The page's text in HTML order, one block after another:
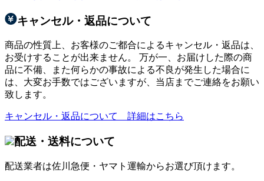
キャンセル・返品について
商品の性質上、お客様のご都合によるキャンセル・返品は、
お受けすることが出来ません。 万が一、お届けした際の商
品に不備、また何らかの事故による不良が発生した場合に
は、大変お手数ではございますが、当店までご連絡をお願い
致します。
キャンセル・返品について 詳細はこちら
配送・送料について
配送業者は佐川急便・ヤマト運輸からお選び頂けます。